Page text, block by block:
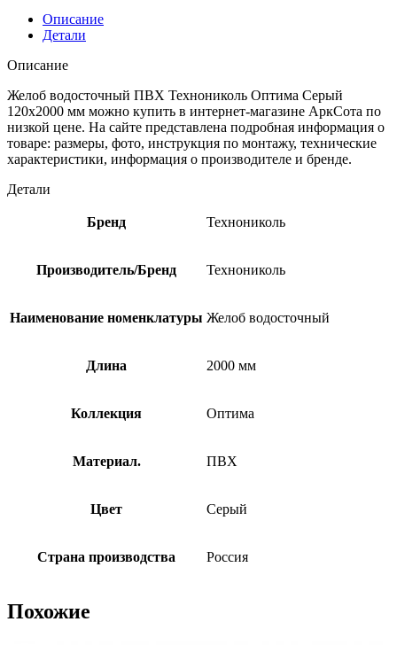
Описание
Детали
Описание
Желоб водосточный ПВХ Технониколь Оптима Серый
120х2000 мм можно купить в интернет-магазине АркСота по
низкой цене. На сайте представлена подробная информация о
товаре: размеры, фото, инструкция по монтажу, технические
характеристики, информация о производителе и бренде.
Детали
Бренд Технониколь
Производитель/Бренд Технониколь
Наименование номенклатуры Желоб водосточный
Длина 2000 мм
Коллекция Оптима
Материал. ПВХ
Цвет Серый
Страна производства Россия
Похожие